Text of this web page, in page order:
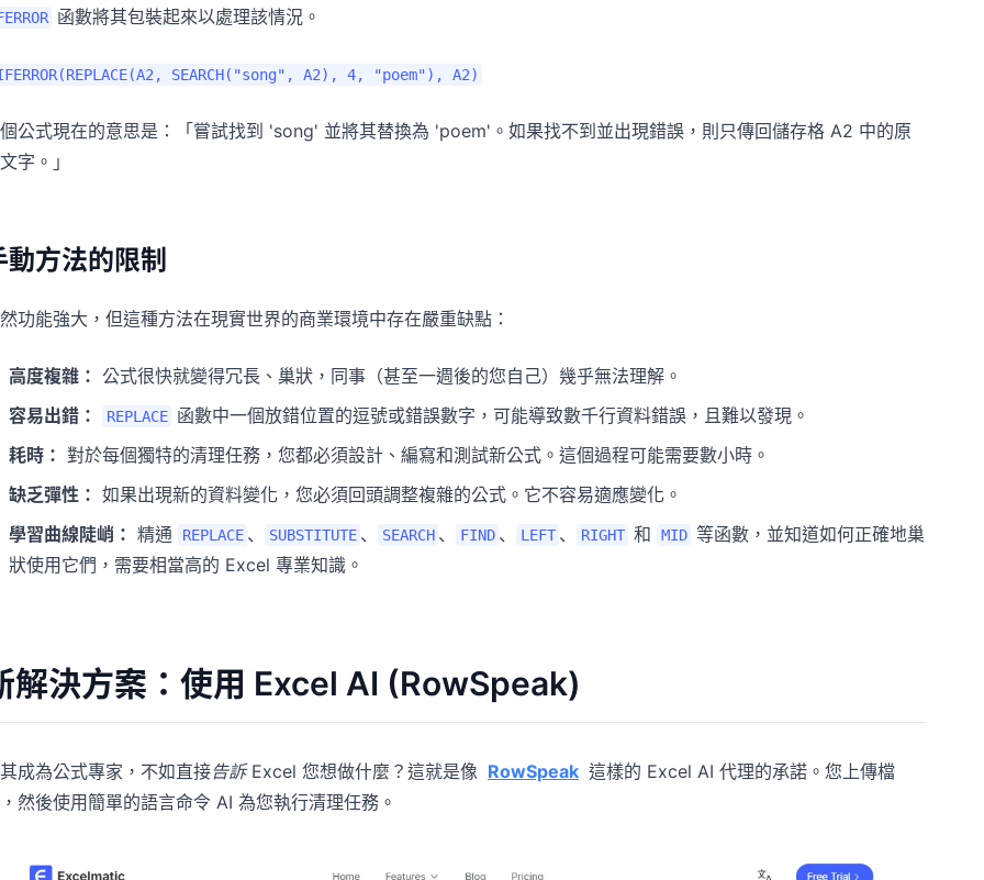
函數將其包裝起來以處理該情況。
SEARCH("song", A2), 4, "poem"), A2)
公式現在的意思是：「嘗試找到 'song' 並將其替換為 'poem'。如果找不到並出現錯誤，則只傳回儲存格 A2 中的原
字。」
動方法的限制
功能強大，但這種方法在現實世界的商業環境中存在嚴重缺點：
高度複雜： 公式很快就變得冗長、巢狀，同事（甚至一週後的您自己）幾乎無法理解。
容易出錯：
REPLACE 函數中一個放錯位置的逗號或錯誤數字，可能導致數千行資料錯誤，且難以發現。
耗時： 對於每個獨特的清理任務，您都必須設計、編寫和測試新公式。這個過程可能需要數小時。
缺乏彈性： 如果出現新的資料變化，您必須回頭調整複雜的公式。它不容易適應變化。
學習曲線陡峭： 精通 REPLACE 、 SUBSTITUTE 、 SEARCH 、 FIND 、 LEFT 、 RIGHT 和 MID 等函數，並知道如何正確地巢
狀使用它們，需要相當高的 Excel 專業知識。
解決方案：使用 Excel AI (RowSpeak)
成為公式專家，不如直接告訴Excel 您想做什麼？這就是像 RowSpeak 這樣的 Excel AI 代理的承諾。您上傳檔
然後使用簡單的語言命令 AI 為您執行清理任務。